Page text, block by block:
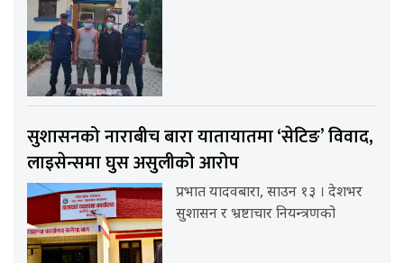
सुशासनको नाराबीच बारा यातायातमा ‘सेटिङ’ विवाद,
लाइसेन्समा घुस असुलीको आरोप
प्रभात यादवबारा, साउन १३ । देशभर
सुशासन र भ्रष्टाचार नियन्त्रणको